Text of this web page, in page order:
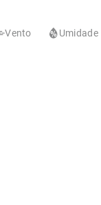
Vento Umidade